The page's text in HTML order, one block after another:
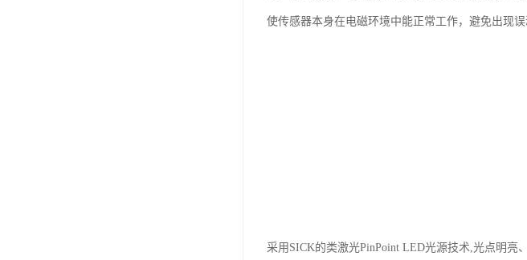
使传感器本身在电磁环境中能正常工作，避免出现
采用SICK的类激光PinPoint LED光源技术,光点明